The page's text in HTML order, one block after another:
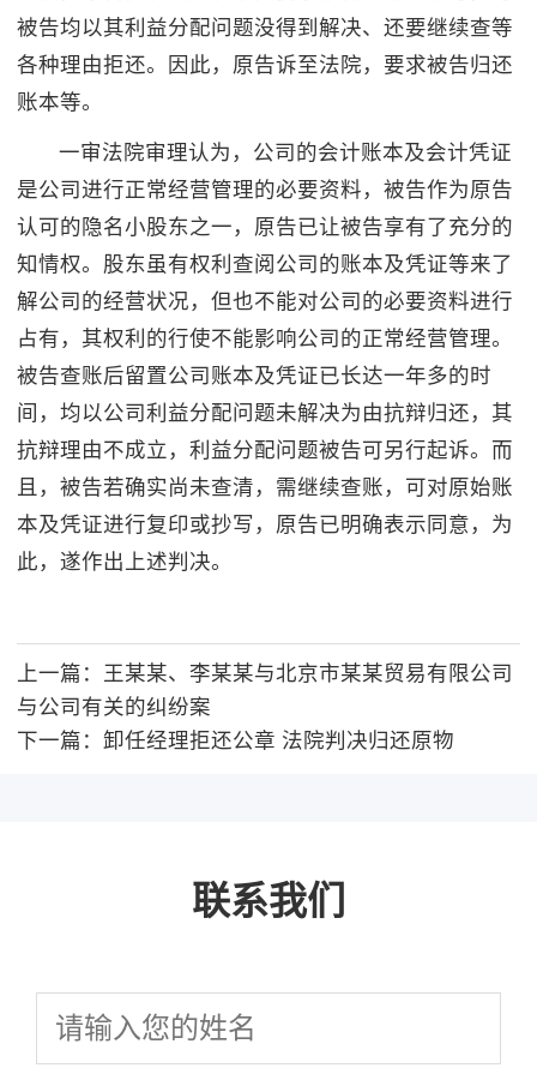
被告均以其利益分配问题没得到解决、还要继续查等
各种理由拒还。因此，原告诉至法院，要求被告归还
账本等。
一审法院审理认为，公司的会计账本及会计凭证
是公司进行正常经营管理的必要资料，被告作为原告
认可的隐名小股东之一，原告已让被告享有了充分的
知情权。股东虽有权利查阅公司的账本及凭证等来了
解公司的经营状况，但也不能对公司的必要资料进行
占有，其权利的行使不能影响公司的正常经营管理。
被告查账后留置公司账本及凭证已长达一年多的时
间，均以公司利益分配问题未解决为由抗辩归还，其
抗辩理由不成立，利益分配问题被告可另行起诉。而
且，被告若确实尚未查清，需继续查账，可对原始账
本及凭证进行复印或抄写，原告已明确表示同意，为
此，遂作出上述判决。
上一篇： 王某某、李某某与北京市某某贸易有限公司
与公司有关的纠纷案
下一篇： 卸任经理拒还公章 法院判决归还原物
联系我们